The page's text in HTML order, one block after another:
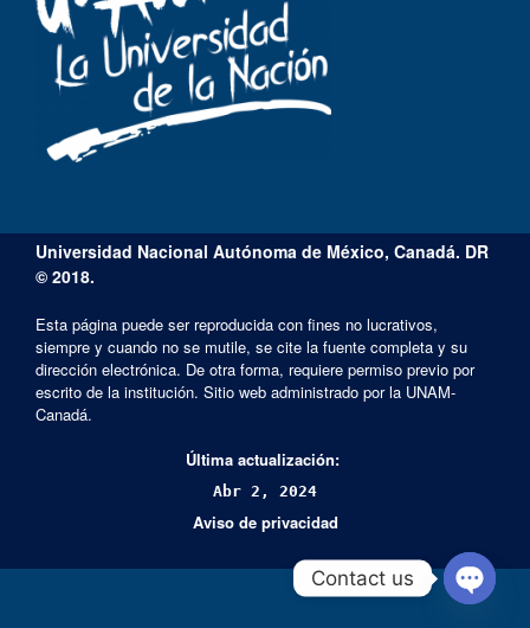
Universidad Nacional Autónoma de México, Canadá. DR
© 2018.
Esta página puede ser reproducida con fines no lucrativos,
siempre y cuando no se mutile, se cite la fuente completa y su
dirección electrónica. De otra forma, requiere permiso previo por
escrito de la institución. Sitio web administrado por la UNAM-
Canadá.
Última actualización:
Abr 2, 2024
Aviso de privacidad
Contact us
Open